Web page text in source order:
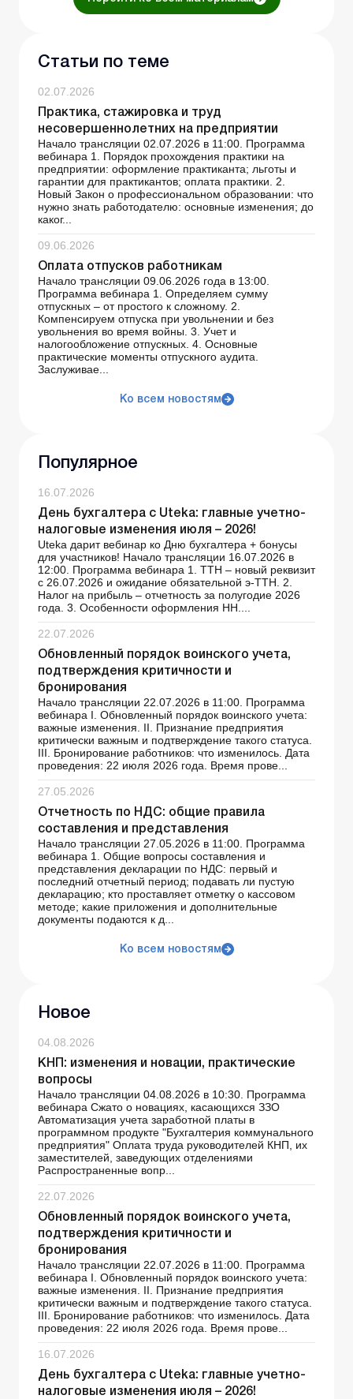
Статьи по теме
02.07.2026
Практика, стажировка и труд
несовершеннолетних на предприятии
Начало трансляции 02.07.2026 в 11:00. Программа
вебинара 1. Порядок прохождения практики на
предприятии: оформление практиканта; льготы и
гарантии для практикантов; оплата практики. 2.
Новый Закон о профессиональном образовании: что
нужно знать работодателю: основные изменения; до
каког...
09.06.2026
Оплата отпусков работникам
Начало трансляции 09.06.2026 года в 13:00.
Программа вебинара 1. Определяем сумму
отпускных – от простого к сложному. 2.
Компенсируем отпуска при увольнении и без
увольнения во время войны. 3. Учет и
налогообложение отпускных. 4. Основные
практические моменты отпускного аудита.
Заслуживае...
Ко всем новостям
Популярное
16.07.2026
День бухгалтера с Uteka: главные учетно-
налоговые изменения июля – 2026!
Uteka дарит вебинар ко Дню бухгалтера + бонусы
для участников! Начало трансляции 16.07.2026 в
12:00. Программа вебинара 1. ТТН – новый реквизит
с 26.07.2026 и ожидание обязательной э-ТТН. 2.
Налог на прибыль – отчетность за полугодие 2026
года. 3. Особенности оформления НН....
22.07.2026
Обновленный порядок воинского учета,
подтверждения критичности и
бронирования
Начало трансляции 22.07.2026 в 11:00. Программа
вебинара І. Обновленный порядок воинского учета:
важные изменения. ІІ. Признание предприятия
критически важным и подтверждение такого статуса.
ІІІ. Бронирование работников: что изменилось. Дата
проведения: 22 июля 2026 года. Время прове...
27.05.2026
Отчетность по НДС: общие правила
составления и представления
Начало трансляции 27.05.2026 в 11:00. Программа
вебинара 1. Общие вопросы составления и
представления декларации по НДС: первый и
последний отчетный период; подавать ли пустую
декларацию; кто проставляет отметку о кассовом
методе; какие приложения и дополнительные
документы подаются к д...
Ко всем новостям
Новое
04.08.2026
КНП: изменения и новации, практические
вопросы
Начало трансляции 04.08.2026 в 10:30. Программа
вебинара Сжато о новациях, касающихся ЗЗО
Автоматизация учета заработной платы в
программном продукте "Бухгалтерия коммунального
предприятия" Оплата труда руководителей КНП, их
заместителей, заведующих отделениями
Распространенные вопр...
22.07.2026
Обновленный порядок воинского учета,
подтверждения критичности и
бронирования
Начало трансляции 22.07.2026 в 11:00. Программа
вебинара І. Обновленный порядок воинского учета:
важные изменения. ІІ. Признание предприятия
критически важным и подтверждение такого статуса.
ІІІ. Бронирование работников: что изменилось. Дата
проведения: 22 июля 2026 года. Время прове...
16.07.2026
День бухгалтера с Uteka: главные учетно-
налоговые изменения июля – 2026!